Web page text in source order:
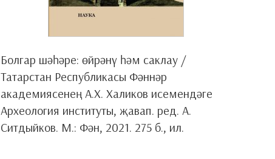
Болгар шәһәре: өйрәнү һәм саклау /
Татарстан Республикасы Фәннәр
академиясенең А.Х. Халиков исемендәге
Археология институты, җавап. ред. А.
Ситдыйков. М.: Фән, 2021. 275 б., ил.